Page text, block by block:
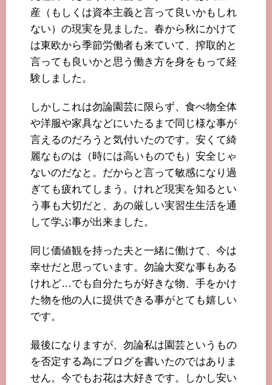
産（もしくは資本主義と言って良いかもしれ
ない）の現実を見ました。春から秋にかけて
は東欧から季節労働者も来ていて、搾取的と
言っても良いかと思う働き方を身をもって経
験しました。
しかしこれは勿論園芸に限らず、食べ物全体
や洋服や家具などにいたるまで同じ様な事が
言えるのだろうと気付いたのです。安くて綺
麗なものは（時には高いものでも）安全じゃ
ないのだなと。だからと言って敏感になり過
ぎても疲れてしまう。けれど現実を知るとい
う事も大切だと、あの厳しい実習生生活を通
して学ぶ事が出来ました。
同じ価値観を持った夫と一緒に働けて、今は
幸せだと思っています。勿論大変な事もある
けれど…でも自分たちが好きな物、手をかけ
た物を他の人に提供できる事がとても嬉しい
です。
最後になりますが、勿論私は園芸というもの
を否定する為にブログを書いたのではありま
せん。今でもお花は大好きです。しかし安い